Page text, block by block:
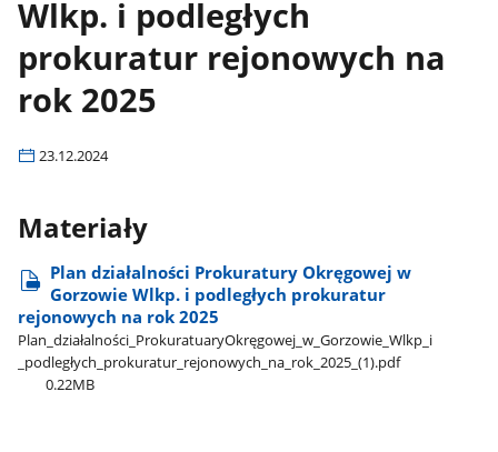
Wlkp. i podległych
prokuratur rejonowych na
rok 2025
23.12.2024
Materiały
Plan działalności Prokuratury Okręgowej w
Gorzowie Wlkp. i podległych prokuratur
rejonowych na rok 2025
Plan​_działalności​_ProkuratuaryOkręgowej​_w​_Gorzowie​_Wlkp​_i​
_podległych​_prokuratur​_rejonowych​_na​_rok​_2025​_(1).pdf
0.22MB